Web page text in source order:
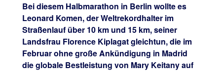
Bei diesem Halbmarathon in Berlin wollte es
Leonard Komen, der Weltrekordhalter im
Straßenlauf über 10 km und 15 km, seiner
Landsfrau Florence Kiplagat gleichtun, die im
Februar ohne große Ankündigung in Madrid
die globale Bestleistung von Mary Keitany auf